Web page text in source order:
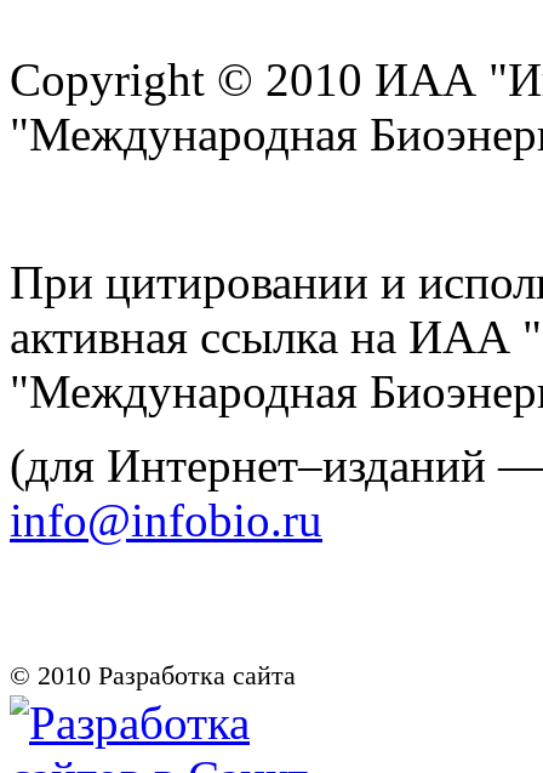
Copyright © 2010 ИАА
"Международная
При цитировании и
активная ссылка на
"Международная
(для Интернет–изданий
info@infobio.ru
© 2010 Разработка сайта